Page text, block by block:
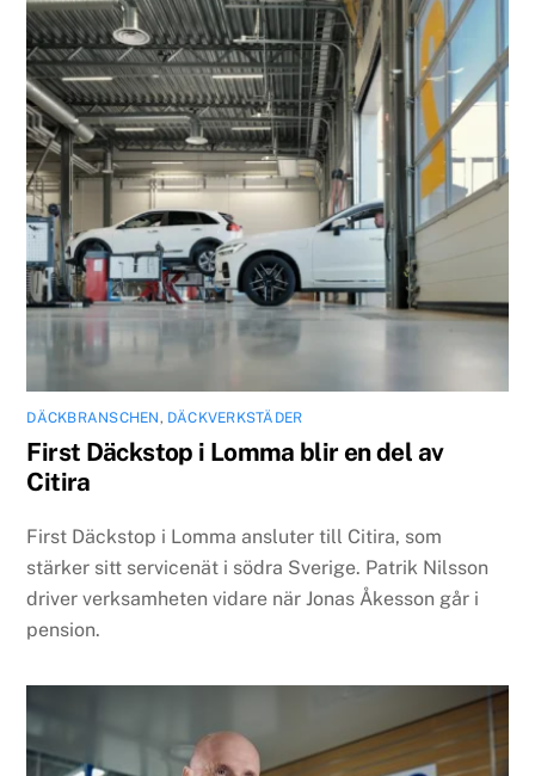
DÄCKBRANSCHEN, DÄCKVERKSTÄDER
First Däckstop i Lomma blir en del av
Citira
First Däckstop i Lomma ansluter till Citira, som
stärker sitt servicenät i södra Sverige. Patrik Nilsson
driver verksamheten vidare när Jonas Åkesson går i
pension.